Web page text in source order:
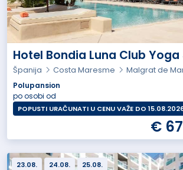
Hotel Bondia Luna Club
Španija Costa Maresme
Malgrat de
Polupansion
po osobi od
POPUSTI URAČUNATI U CENU VAŽE DO
€
23.08. 24.08. 25.08.